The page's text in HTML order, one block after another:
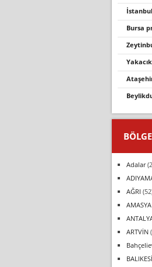
bursa
Adalar
AĞRI
AMASYA
ARTVİN